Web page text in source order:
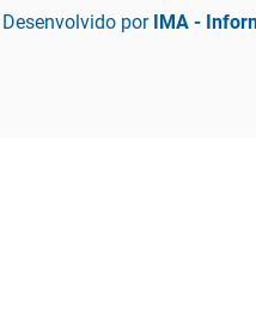
Desenvolvido por IMA -